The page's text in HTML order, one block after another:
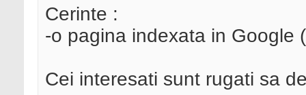
Cerinte :
-o pagina indexata in Google
Cei interesati sunt rugati sa